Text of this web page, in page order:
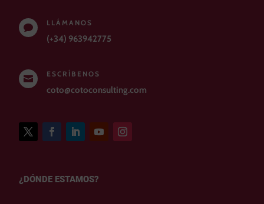

LLÁMANOS
(+34) 963942775

ESCRÍBENOS
coto@cotoconsulting.com
¿DÓNDE ESTAMOS?